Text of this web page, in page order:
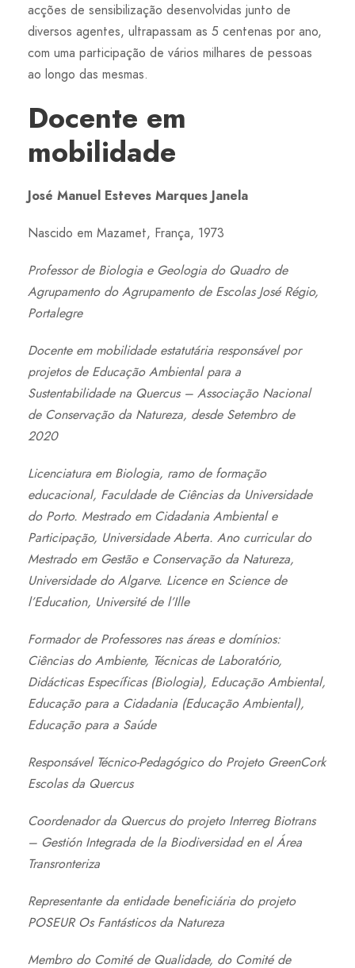
acções de sensibilização desenvolvidas junto de
diversos agentes, ultrapassam as 5 centenas por ano,
com uma participação de vários milhares de pessoas
ao longo das mesmas.
Docente em
mobilidade
José Manuel Esteves Marques Janela
Nascido em Mazamet, França, 1973
Professor de Biologia e Geologia do Quadro de
Agrupamento do Agrupamento de Escolas José Régio,
Portalegre
Docente em mobilidade estatutária responsável por
projetos de Educação Ambiental para a
Sustentabilidade na Quercus – Associação Nacional
de Conservação da Natureza, desde Setembro de
2020
Licenciatura em Biologia, ramo de formação
educacional, Faculdade de Ciências da Universidade
do Porto. Mestrado em Cidadania Ambiental e
Participação, Universidade Aberta. Ano curricular do
Mestrado em Gestão e Conservação da Natureza,
Universidade do Algarve. Licence en Science de
l’Education, Université de l’Ille
Formador de Professores nas áreas e domínios:
Ciências do Ambiente, Técnicas de Laboratório,
Didácticas Específicas (Biologia), Educação Ambiental,
Educação para a Cidadania (Educação Ambiental),
Educação para a Saúde
Responsável Técnico-Pedagógico do Projeto GreenCork
Escolas da Quercus
Coordenador da Quercus do projeto Interreg Biotrans
– Gestión Integrada de la Biodiversidad en el Área
Transronteriza
Representante da entidade beneficiária do projeto
POSEUR Os Fantásticos da Natureza
Membro do Comité de Qualidade, do Comité de